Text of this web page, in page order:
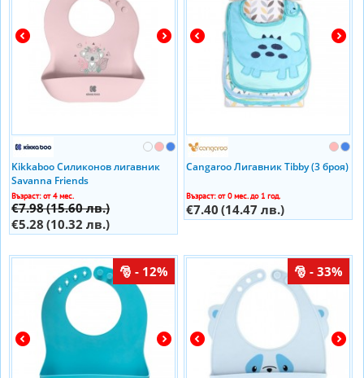
Kikkaboo Силиконов лигавник
Savanna Friends
Възраст: от 4 мес.
€7.98(15.60 лв.)
€5.28 (10.32 лв.)
Cangaroo Лигавник Tibby (3 броя)
Възраст: от 0 мес. до 1 год.
€7.40 (14.47 лв.)
- 12% - 33%